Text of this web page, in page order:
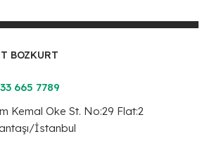
BOZKURT
665 7789
Kemal Oke St. No:29 Flat:2
İstanbul